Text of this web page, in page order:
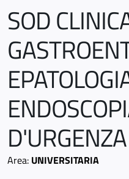
SOD
D'URGENZA
Area: UNIVERSITARIA